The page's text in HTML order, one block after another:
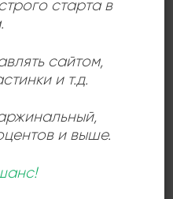
старта в
сайтом,
и т.д.
,
и выше.